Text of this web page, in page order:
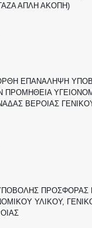
(ΓΑΖΑ ΑΠΛΗ ΑΚΟΠΗ)
ΕΠΑΝΑΛΗΨΗ
ΠΡΟΜΗΘΕΙΑ
ΒΕΡΟΙΑΣ
ΠΡΟΣΦΟΡΑΣ
ΥΛΙΚΟΥ,